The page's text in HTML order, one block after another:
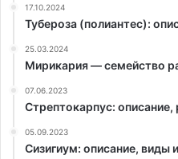
17.10.2024
Тубероза (полиантес):
25.03.2024
Мирикария — семейство
07.06.2023
Стрептокарпус: описание,
05.09.2023
Сизигиум: описание, виды